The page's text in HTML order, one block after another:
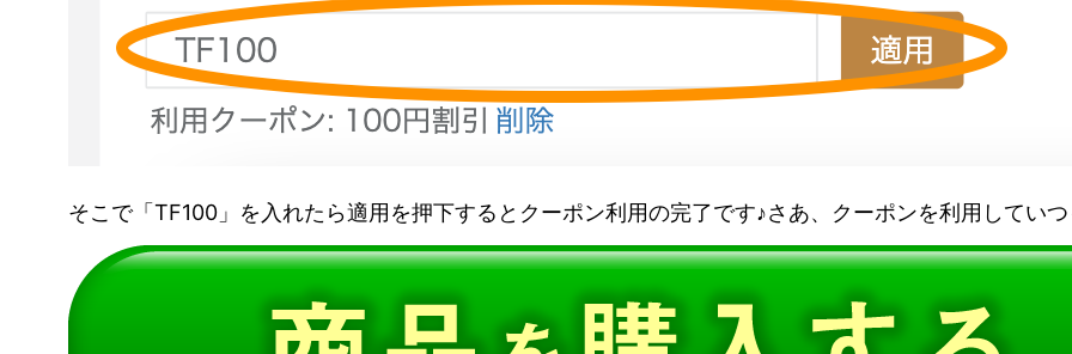
そこで「TF100」を入れたら適用を押下するとクーポン利用の完了です♪さあ、クーポンを利用してい